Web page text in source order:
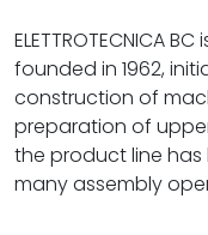
ELETTROTECNICA
founded in 1962,
construction of
preparation of
the product line
many assembly